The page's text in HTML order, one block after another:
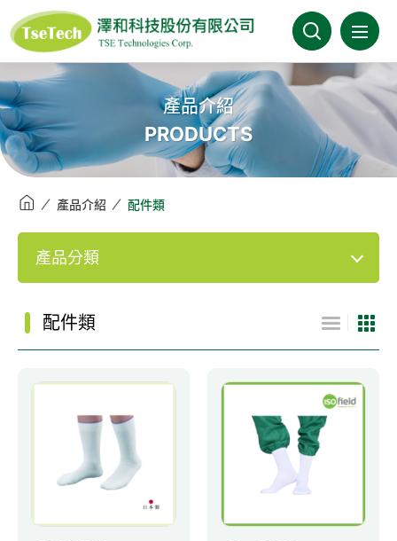
澤和科技有限公司
關於澤和
最新消息
產業分類
代理品牌
FAQ
諮詢清單
會員專區
產品介紹
PRODUCTS
產品介紹 配件類
產品分類
配件類